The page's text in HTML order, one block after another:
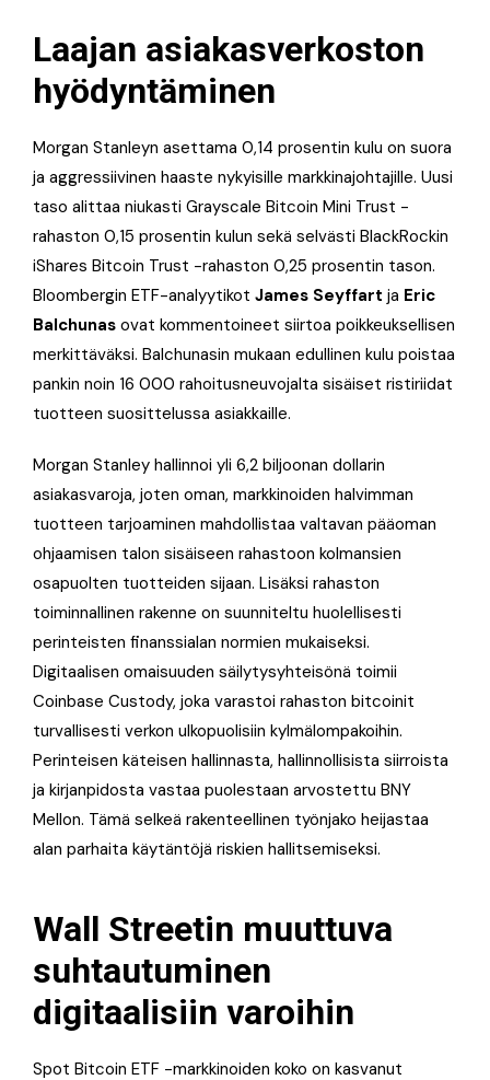
Laajan asiakasverkoston
hyödyntäminen
Morgan Stanleyn asettama 0,14 prosentin kulu on suora
ja aggressiivinen haaste nykyisille markkinajohtajille. Uusi
taso alittaa niukasti Grayscale Bitcoin Mini Trust -
rahaston 0,15 prosentin kulun sekä selvästi BlackRockin
iShares Bitcoin Trust -rahaston 0,25 prosentin tason.
Bloombergin ETF-analyytikot James Seyffart ja Eric
Balchunas ovat kommentoineet siirtoa poikkeuksellisen
merkittäväksi. Balchunasin mukaan edullinen kulu poistaa
pankin noin 16 000 rahoitusneuvojalta sisäiset ristiriidat
tuotteen suosittelussa asiakkaille.
Morgan Stanley hallinnoi yli 6,2 biljoonan dollarin
asiakasvaroja, joten oman, markkinoiden halvimman
tuotteen tarjoaminen mahdollistaa valtavan pääoman
ohjaamisen talon sisäiseen rahastoon kolmansien
osapuolten tuotteiden sijaan. Lisäksi rahaston
toiminnallinen rakenne on suunniteltu huolellisesti
perinteisten finanssialan normien mukaiseksi.
Digitaalisen omaisuuden säilytysyhteisönä toimii
Coinbase Custody, joka varastoi rahaston bitcoinit
turvallisesti verkon ulkopuolisiin kylmälompakoihin.
Perinteisen käteisen hallinnasta, hallinnollisista siirroista
ja kirjanpidosta vastaa puolestaan arvostettu BNY
Mellon. Tämä selkeä rakenteellinen työnjako heijastaa
alan parhaita käytäntöjä riskien hallitsemiseksi.
Wall Streetin muuttuva
suhtautuminen
digitaalisiin varoihin
Spot Bitcoin ETF -markkinoiden koko on kasvanut